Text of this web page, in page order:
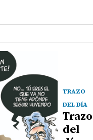
TRAZO
DEL DÍA
Trazo
del